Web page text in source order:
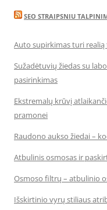
SEO STRAIPSNIU
Auto supirkimas turi
Sužadėtuvių žiedas su
pasirinkimas
Ekstremalų krūvį
pramonei
Raudono aukso žiedai –
Atbulinis osmosas ir
Osmoso filtrų – atbulinio
Išskirtinio vyrų stiliaus